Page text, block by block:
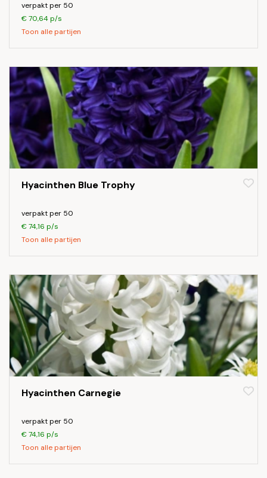
verpakt per 50
€ 70,64 p/s
Toon alle partijen
Hyacinthen Blue Trophy
verpakt per 50
€ 74,16 p/s
Toon alle partijen
Hyacinthen Carnegie
verpakt per 50
€ 74,16 p/s
Toon alle partijen